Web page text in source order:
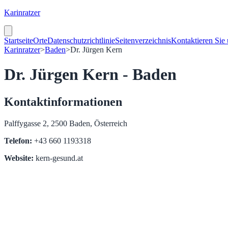
Karinratzer
StartseiteOrteDatenschutzrichtlinieSeitenverzeichnisKontaktieren Sie
Karinratzer>Baden>Dr. Jürgen Kern
Dr. Jürgen Kern - Baden
Kontaktinformationen
Palffygasse 2, 2500 Baden, Österreich
Telefon: +43 660 1193318
Website: kern-gesund.at